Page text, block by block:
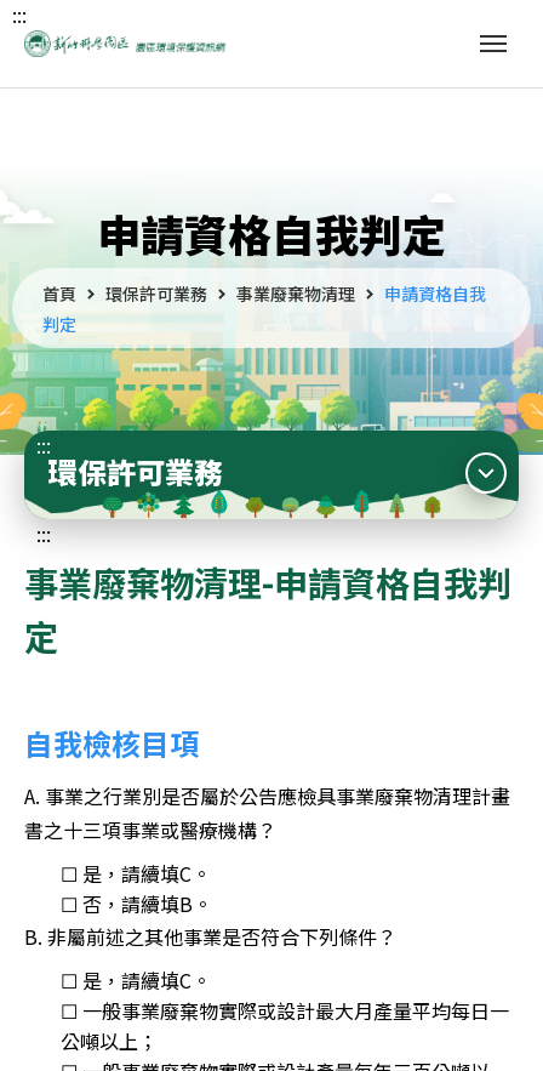
:::
申請資格自我判定
首頁 環保許可業務 事業廢棄物清理
申請資格自我
判定
:::
環保許可業務
:::
事業廢棄物清理-申請資格自我判
定
自我檢核目項
A. 事業之行業別是否屬於公告應檢具事業廢棄物清理計畫
書之十三項事業或醫療機構？
☐ 是，請續填C。
☐ 否，請續填B。
B. 非屬前述之其他事業是否符合下列條件？
☐ 是，請續填C。
☐ 一般事業廢棄物實際或設計最大月產量平均每日一
公噸以上；